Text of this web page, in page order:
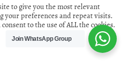
Contact Us
Reserved. Akshara Media Corp.
to give you the most relevant
your preferences and repeat visits.
to the use of ALL the cookies.
Join WhatsApp Group